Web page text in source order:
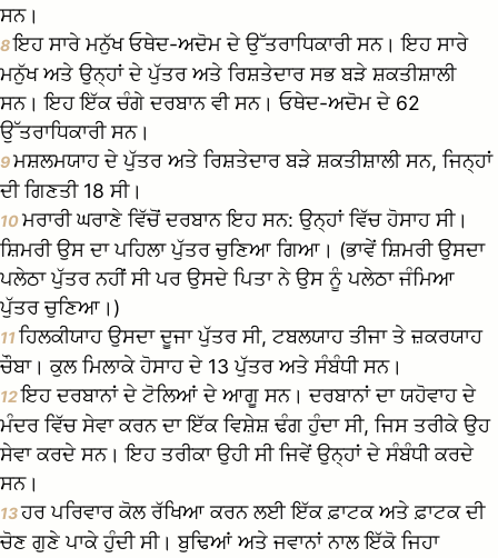
ਸਨ।
8ਇਹ ਸਾਰੇ ਮਨੁੱਖ ਓਥੇਦ-ਅਦੋਮ ਦੇ ਉੱਤਰਾਧਿਕਾਰੀ ਸਨ। ਇਹ ਸਾਰੇ
ਮਨੁੱਖ ਅਤੇ ਉਨ੍ਹਾਂ ਦੇ ਪੁੱਤਰ ਅਤੇ ਰਿਸ਼ਤੇਦਾਰ ਸਭ ਬੜੇ ਸ਼ਕਤੀਸ਼ਾਲੀ
ਸਨ। ਇਹ ਇੱਕ ਚੰਗੇ ਦਰਬਾਨ ਵੀ ਸਨ। ਓਥੇਦ-ਅਦੋਮ ਦੇ 62
ਉੱਤਰਾਧਿਕਾਰੀ ਸਨ।
9ਮਸ਼ਲਮਯਾਹ ਦੇ ਪੁੱਤਰ ਅਤੇ ਰਿਸ਼ਤੇਦਾਰ ਬੜੇ ਸ਼ਕਤੀਸ਼ਾਲੀ ਸਨ, ਜਿਨ੍ਹਾਂ
ਦੀ ਗਿਣਤੀ 18 ਸੀ।
10ਮਰਾਰੀ ਘਰਾਣੇ ਵਿੱਚੋਂ ਦਰਬਾਨ ਇਹ ਸਨ: ਉਨ੍ਹਾਂ ਵਿੱਚ ਹੋਸਾਹ ਸੀ।
ਸ਼ਿਮਰੀ ਉਸ ਦਾ ਪਹਿਲਾ ਪੁੱਤਰ ਚੁਣਿਆ ਗਿਆ। (ਭਾਵੇਂ ਸ਼ਿਮਰੀ ਉਸਦਾ
ਪਲੇਠਾ ਪੁੱਤਰ ਨਹੀਂ ਸੀ ਪਰ ਉਸਦੇ ਪਿਤਾ ਨੇ ਉਸ ਨੂੰ ਪਲੇਠਾ ਜੰਮਿਆ
ਪੁੱਤਰ ਚੁਣਿਆ।)
11ਹਿਲਕੀਯਾਹ ਉਸਦਾ ਦੂਜਾ ਪੁੱਤਰ ਸੀ, ਟਬਲਯਾਹ ਤੀਜਾ ਤੇ ਜ਼ਕਰਯਾਹ
ਚੌਬਾ। ਕੁਲ ਮਿਲਾਕੇ ਹੋਸਾਹ ਦੇ 13 ਪੁੱਤਰ ਅਤੇ ਸੰਬੰਧੀ ਸਨ।
12ਇਹ ਦਰਬਾਨਾਂ ਦੇ ਟੋਲਿਆਂ ਦੇ ਆਗੂ ਸਨ। ਦਰਬਾਨਾਂ ਦਾ ਯਹੋਵਾਹ ਦੇ
ਮੰਦਰ ਵਿੱਚ ਸੇਵਾ ਕਰਨ ਦਾ ਇੱਕ ਵਿਸ਼ੇਸ਼ ਢੰਗ ਹੁੰਦਾ ਸੀ, ਜਿਸ ਤਰੀਕੇ ਉਹ
ਸੇਵਾ ਕਰਦੇ ਸਨ। ਇਹ ਤਰੀਕਾ ਉਹੀ ਸੀ ਜਿਵੇਂ ਉਨ੍ਹਾਂ ਦੇ ਸੰਬੰਧੀ ਕਰਦੇ
ਸਨ।
13ਹਰ ਪਰਿਵਾਰ ਕੋਲ ਰੱਖਿਆ ਕਰਨ ਲਈ ਇੱਕ ਫ਼ਾਟਕ ਅਤੇ ਫ਼ਾਟਕ ਦੀ
ਚੋਣ ਗੁਣੇ ਪਾਕੇ ਹੁੰਦੀ ਸੀ। ਬੁਢਿਆਂ ਅਤੇ ਜਵਾਨਾਂ ਨਾਲ ਇੱਕੋ ਜਿਹਾ